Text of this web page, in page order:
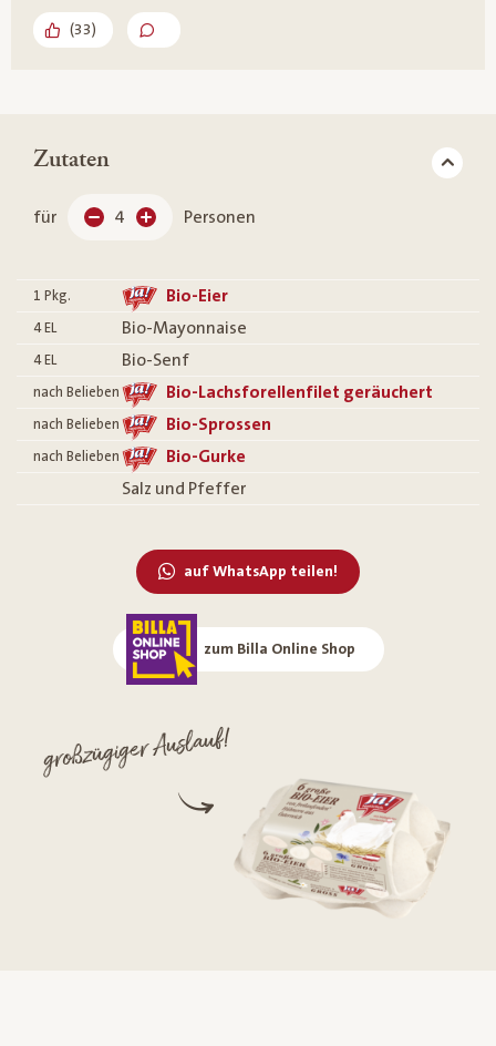
(33)
Zutaten
für 4 Personen
1 Pkg. Bio-Eier
4 EL Bio-Mayonnaise
4 EL Bio-Senf
nach Belieben Bio-Lachsforellenfilet geräuchert
nach Belieben Bio-Sprossen
nach Belieben
Bio-Gurke
Salz und Pfeffer
auf WhatsApp teilen!
zum Billa Online Shop
großzügiger Auslauf!